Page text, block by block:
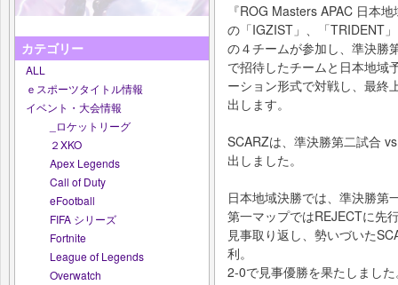
カテゴリー
ALL
ｅスポーツタイトル情報
イベント・大会情報
_ロケットリーグ
２XKO
Apex Legends
Call of Duty
eFootball
FIFA シリーズ
Fortnite
League of Legends
Overwatch
『ROG Masters APAC 日本
の「IGZIST」、「TRIDENT
の４チームが参加し、準決勝
で招待したチームと日本地域
ーション形式で対戦し、最終
出します。
SCARZは、準決勝第二試合
出しました。
日本地域決勝では、準決勝第
第一マップではREJECTに先
見事取り返し、勢いづいた
利。
2-0で見事優勝を果たしまし